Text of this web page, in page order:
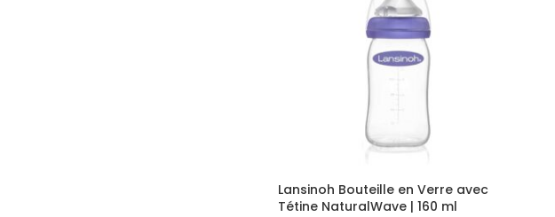
Lansinoh Bouteille en Verre avec
Tétine NaturalWave | 160 ml